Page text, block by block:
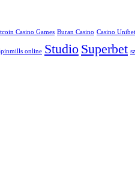
Casino Games Buran Casino Casino Unibet
online Studio Superbet